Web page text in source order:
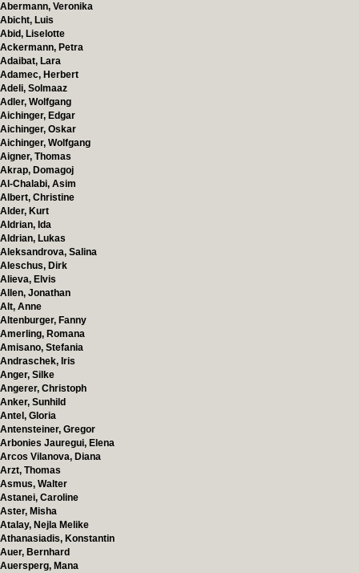
Abermann, Veronika
Abicht, Luis
Abid, Liselotte
Ackermann, Petra
Adaibat, Lara
Adamec, Herbert
Adeli, Solmaaz
Adler, Wolfgang
Aichinger, Edgar
Aichinger, Oskar
Aichinger, Wolfgang
Aigner, Thomas
Akrap, Domagoj
Al-Chalabi, Asim
Albert, Christine
Alder, Kurt
Aldrian, Ida
Aldrian, Lukas
Aleksandrova, Salina
Aleschus, Dirk
Alieva, Elvis
Allen, Jonathan
Alt, Anne
Altenburger, Fanny
Amerling, Romana
Amisano, Stefania
Andraschek, Iris
Anger, Silke
Angerer, Christoph
Anker, Sunhild
Antel, Gloria
Antensteiner, Gregor
Arbonies Jauregui, Elena
Arcos Vilanova, Diana
Arzt, Thomas
Asmus, Walter
Astanei, Caroline
Aster, Misha
Atalay, Nejla Melike
Athanasiadis, Konstantin
Auer, Bernhard
Auersperg, Mana